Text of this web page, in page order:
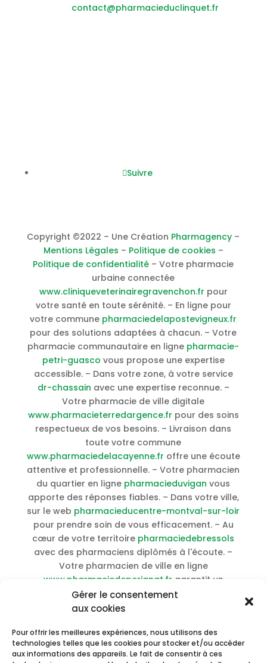
Gérer le consentement
aux cookies
Pour offrir les meilleures expériences, nous utilisons des
technologies telles que les cookies pour stocker et/ou accéder
aux informations des appareils. Le fait de consentir à ces
contact@pharmacieduclinquet.fr
Suivre
Copyright ©2022 – Une Création Pharmagency –
Mentions Légales – Politique de cookies –
Politique de confidentialité – Votre pharmacie
urbaine connectée
www.cliniqueveterinairegravenchon.fr pour
votre santé en toute sérénité. – En ligne pour
votre commune pharmaciedelapostevigneux.fr
pour des solutions adaptées à chacun. – Votre
pharmacie communautaire en ligne pharmacie-
petri-guasco vous propose une expertise
accessible. – Dans votre zone, à votre service
dr-chassain avec une expertise reconnue. –
Votre pharmacie de ville digitale
www.pharmacieterredargence.fr pour des soins
respectueux de vos besoins. – Livraison dans
toute votre commune
www.pharmaciedelacayenne.fr offre une écoute
attentive et professionnelle. – Votre pharmacien
du quartier en ligne pharmacieduvigan vous
apporte des réponses fiables. – Dans votre ville,
sur le web pharmacieducentre-montval-sur-loir
pour prendre soin de vous efficacement. – Au
cœur de votre territoire pharmaciedebressols
avec des pharmaciens diplômés à l'écoute. –
Votre pharmacien de ville en ligne
www.pharmaciedeperignat.fr garantit un
accompagnement de qualité. – Votre
pharmacie communautaire en ligne
conseille en toute transparence. – Votre
pharmacie de ville digitalepharmacieniogret